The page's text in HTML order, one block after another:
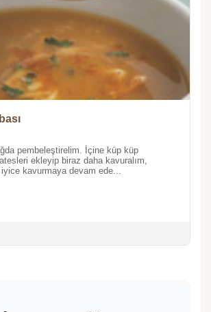
pembeleştirelim. İçine küp küp
ekleyip biraz daha kavuralım,
iyice kavurmaya devam ede...